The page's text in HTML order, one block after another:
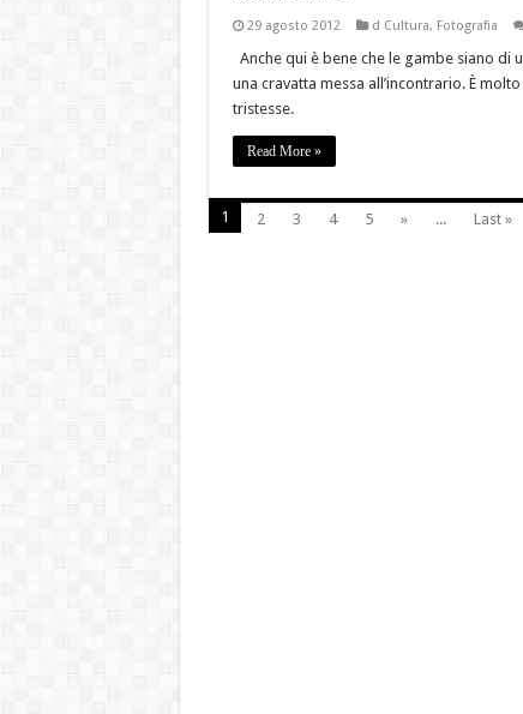
29 agosto 2012 d Cultura, Fotografia
Anche qui è bene che le gambe siano di
una cravatta messa all’incontrario. È
tristesse.
Read More »
1 2 3 4 5 » ... Last »